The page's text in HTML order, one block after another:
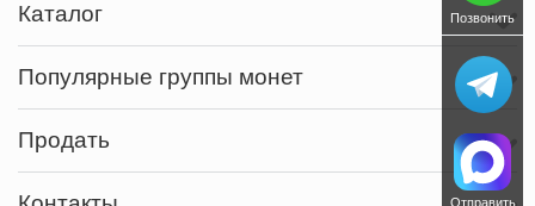
Каталог
Популярные группы монет
Продать
Позвонить
Отправить